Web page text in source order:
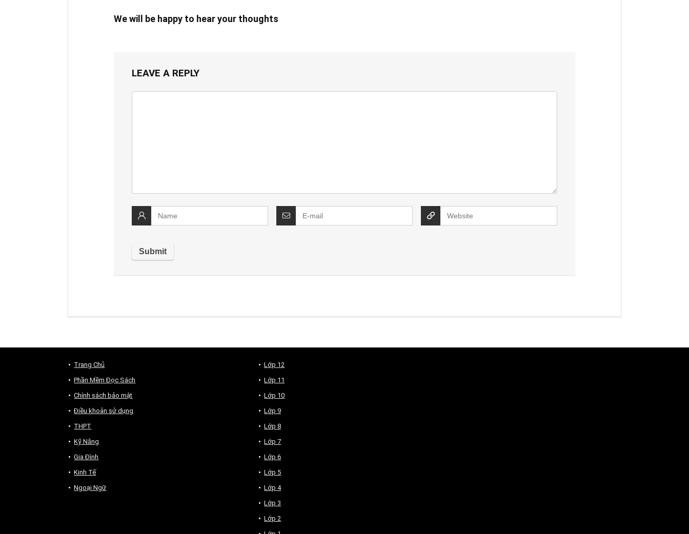
We will be happy to hear your thoughts
LEAVE A REPLY
Trang Chủ
Phần Mềm Đọc Sách
Chính sách bảo mật
Điều khoản sử dụng
THPT
Kỹ Năng
Gia Đình
Kinh Tế
Ngoại Ngữ
Lớp 12
Lớp 11
Lớp 10
Lớp 9
Lớp 8
Lớp 7
Lớp 6
Lớp 5
Lớp 4
Lớp 3
Lớp 2